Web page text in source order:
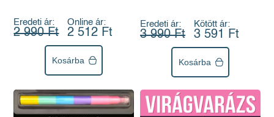
Eredeti ár:
2 990 Ft
Online ár:
2 512 Ft
Kosárba
Eredeti ár:
3 990 Ft
Kötött ár:
3 591 Ft
Kosárba